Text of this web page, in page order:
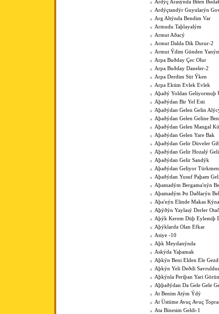
Ardýç Arasýnda Biten
Ardýçtandýr Guyularýn
Arg Altýnda Bendim Var
Armudu Taþlayalým
Armut Aðacý
Armut Dalda Dik Durur-2
Armut Ýdim Günden
Arpa Buðday Çec Olur
Arpa Buðday Daneler-2
Arpa Derdim Süt Ýken
Arpa Ektim Evlek Evlek
Aþaðý Yoldan Geliyormuþ
Aþaðýdan Bir Yel Esti
Aþaðýdan Gelen Gelin
Aþaðýdan Gelen Geline
Aþaðýdan Gelen Mangal
Aþaðýdan Gelen Yare Bak
Aþaðýdan Gelir Düveler
Aþaðýdan Gelir Hozalý
Aþaðýdan Gelir Sandýk
Aþaðýdan Geliyor
Aþaðýdan Yusuf Paþam
Aþamadým Bergama'nýn
Aþamadým Þu Daðlarýn
Aþa'nýn Elinde Makas
Aþýðýn Yaylasý Derler
Aþýk Kerem Düþ Eylemiþ
Aþýklarda Olan Efkar
Asiye -10
Aþk Meydanýnda
Askýda Yaþamak
Aþkýn Beni Elden Ele
Aþkýn Yeli Deðdi
Aþkýnla Periþan Yari
Aþþaðýdan Da Gele Gele
At Benim Atým Ýdý
At Üstüme Avuç Avuç
Ata Binesim Geldi-1